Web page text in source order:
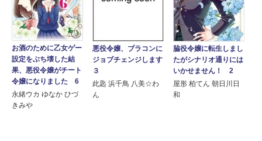
お酒のために乙女ゲー
設定をぶち壊した結
果、悪役令嬢がチート
令嬢になりました 6
永緒ウカ ゆなか ひづ
きみや
悪役令嬢、ブラコンに
ジョブチェンジします
３
此匙 浜千鳥 八美☆わ
ん
脇役令嬢に転生しまし
たがシナリオ通りには
いかせません！ 2
屋形 柏てん 朝日川日
和